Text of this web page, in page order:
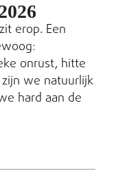
erop. Een
onrust, hitte
we natuurlijk
hard aan de